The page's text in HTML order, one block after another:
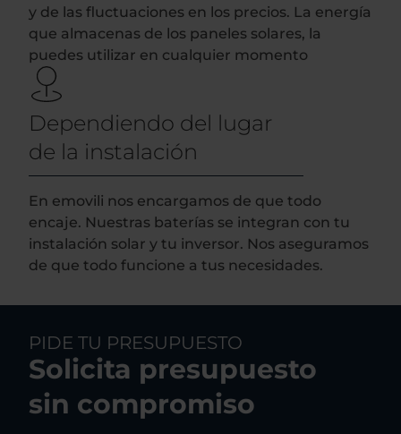
y de las fluctuaciones en los precios. La energía
que almacenas de los paneles solares, la
puedes utilizar en cualquier momento
Dependiendo del lugar
de la instalación
En emovili nos encargamos de que todo
encaje. Nuestras baterías se integran con tu
instalación solar y tu inversor. Nos aseguramos
de que todo funcione a tus necesidades.
PIDE TU PRESUPUESTO
Solicita presupuesto
sin compromiso